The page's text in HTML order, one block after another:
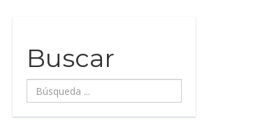
Buscar
Búsqueda
...